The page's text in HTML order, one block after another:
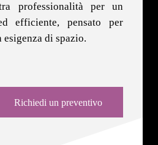
professionalità per un
efficiente, pensato per
di spazio.
Richiedi un preventivo